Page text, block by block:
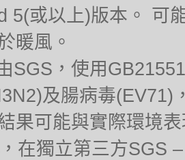
5(或以上)版本。 可
暖風。
SGS，使用
及腸病毒(EV71)
果可能與實際環境
在獨立第三方SGS